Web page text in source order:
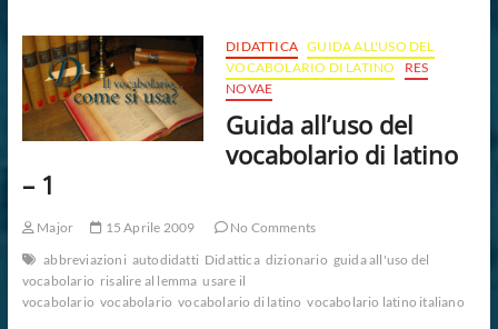
DIDATTICA GUIDA ALL'USO DEL
VOCABOLARIO DI LATINO
RES
NOVAE
Guida all’uso del
vocabolario di latino
– 1
Major 15 Aprile 2009
No Comments
abbreviazioni autodidatti Didattica dizionario guida all'uso del
vocabolario risalire al lemma usare il
vocabolario vocabolario vocabolario di latino vocabolario latino italiano